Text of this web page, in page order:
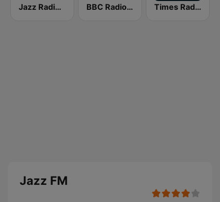
Jazz Radio International BBC Radio 4 Times Radio
Jazz FM